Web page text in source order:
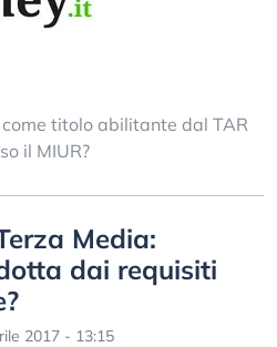
titolo abilitante dal TAR
il MIUR?
Media:
dai requisiti
2017 - 13:15